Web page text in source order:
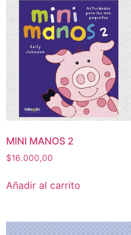
MINI MANOS 2
$16.000,00
Añadir al carrito